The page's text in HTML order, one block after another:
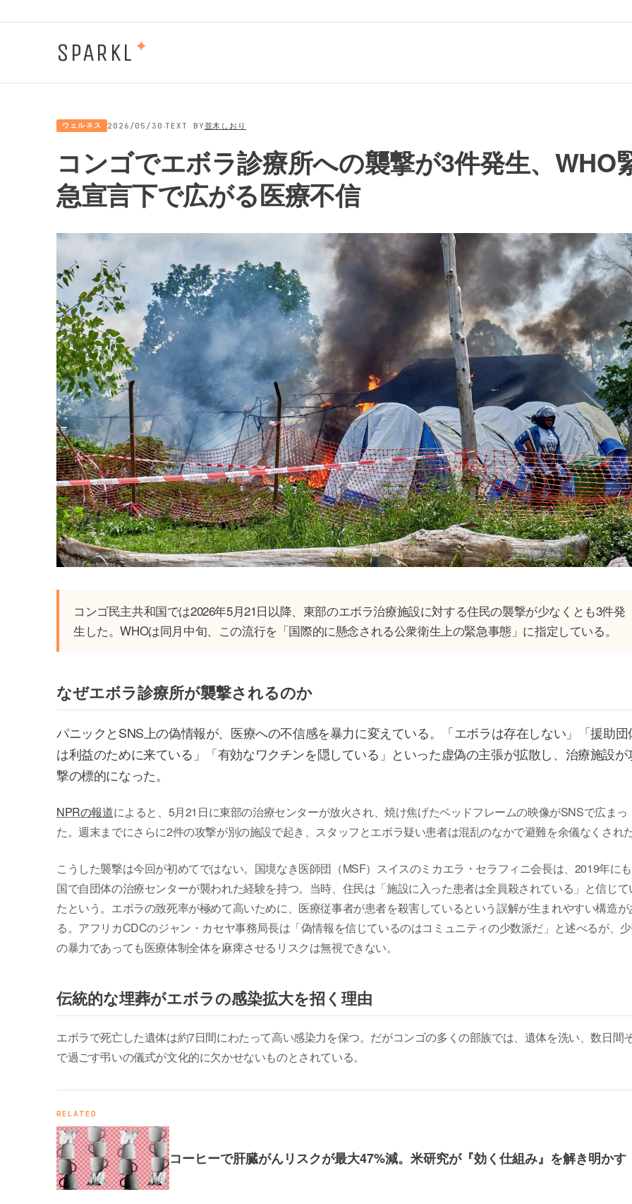
SPARKL ✦
ウェルネス 2026/05/30 ·TEXT BY並木しおり
コンゴでエボラ診療所への襲撃が3件発生、WHO
急宣言下で広がる医療不信
コンゴ民主共和国では2026年5月21日以降、東部のエボラ治療施設に対する住民の襲撃が少なくとも3件発
生した。WHOは同月中旬、この流行を「国際的に懸念される公衆衛生上の緊急事態」に指定している。
なぜエボラ診療所が襲撃されるのか
パニックとSNS上の偽情報が、医療への不信感を暴力に変えている。「エボラは存在しない」「援助団
は利益のために来ている」「有効なワクチンを隠している」といった虚偽の主張が拡散し、治療施設が
撃の標的になった。
NPRの報道によると、5月21日に東部の治療センターが放火され、焼け焦げたベッドフレームの映像がSNSで広まっ
た。週末までにさらに2件の攻撃が別の施設で起き、スタッフとエボラ疑い患者は混乱のなかで避難を余儀なくされた
こうした襲撃は今回が初めてではない。国境なき医師団（MSF）スイスのミカエラ・セラフィニ会長は、2019年に
国で自団体の治療センターが襲われた経験を持つ。当時、住民は「施設に入った患者は全員殺されている」と信じて
たという。エボラの致死率が極めて高いために、医療従事者が患者を殺害しているという誤解が生まれやすい構造が
る。アフリカCDCのジャン・カセヤ事務局長は「偽情報を信じているのはコミュニティの少数派だ」と述べるが、
の暴力であっても医療体制全体を麻痺させるリスクは無視できない。
伝統的な埋葬がエボラの感染拡大を招く理由
エボラで死亡した遺体は約7日間にわたって高い感染力を保つ。だがコンゴの多くの部族では、遺体を洗い、数日間
で過ごす弔いの儀式が文化的に欠かせないものとされている。
RELATED
コーヒーで肝臓がんリスクが最大47%減。米研究が『効く仕組み』を解き明かす